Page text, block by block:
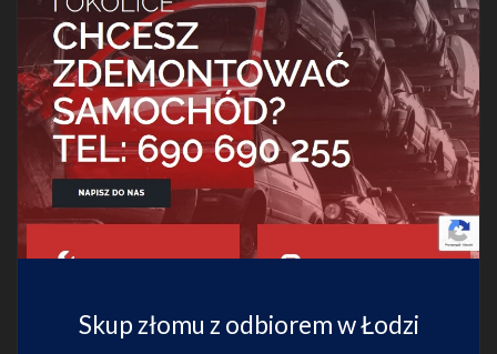
Skup złomu z odbiorem w Łodzi